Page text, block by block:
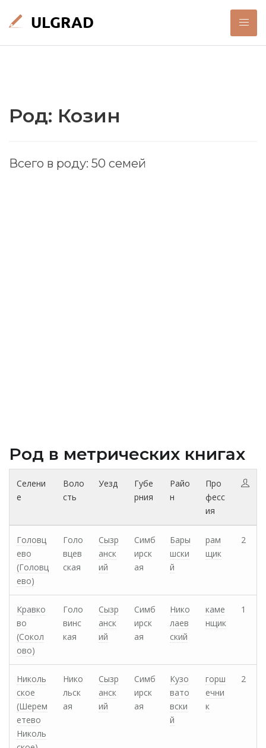
Род: Козин
Всего в роду: 50 семей
Род в метрических книгах
Селени
е
Воло
сть
Уезд
Губе
рния
Райо
н
Про
фесс
ия
Головц
ево
(Головц
ево)
Голо
вцев
ская
Сызр
анск
ий
Симб
ирск
ая
Бары
шски
й
рам
щик
2
Кравко
во
(Сокол
ово)
Голо
винс
кая
Сызр
анск
ий
Симб
ирск
ая
Нико
лаев
ский
каме
нщик
1
Николь
ское
(Шерем
етево
Николь
Нико
льск
ая
Сызр
анск
ий
Симб
ирск
ая
Кузо
вато
вски
й
горш
ечни
к
2